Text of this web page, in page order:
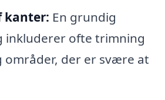
kanter: En grundig
inkluderer ofte trimning
områder, der er svære at